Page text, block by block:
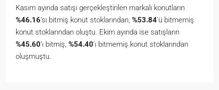
Kasım ayında satışı gerçekleştirilen markalı konutların
%46.16’sı bitmiş konut stoklarından, %53.84’ü bitmemiş
konut stoklarından oluştu. Ekim ayında ise satışların
%45.60’ı bitmiş, %54.40’ı bitmemiş konut stoklarından
oluşmuştu.